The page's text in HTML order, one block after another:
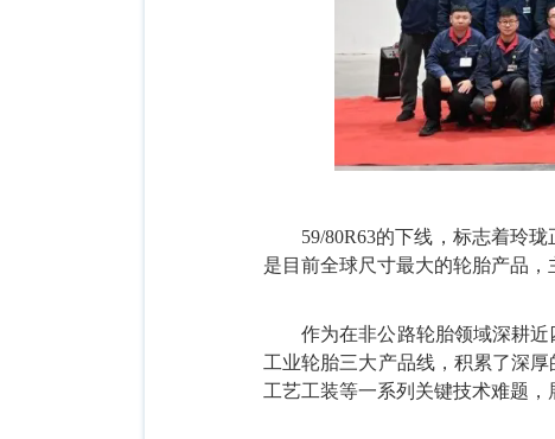
59/80R63的下线，标志着玲
是目前全球尺寸最大的轮胎产品
作为在非公路轮胎领域深耕
工业轮胎三大产品线，积累了深
工艺工装等一系列关键技术难题，